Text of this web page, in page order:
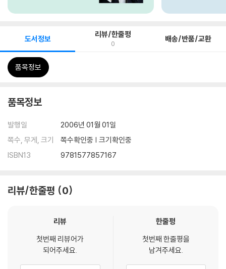
도서정보 리뷰/한줄평
0 배송/반품/교환
품목정보
품목정보
발행일
2006년 01월 01일
쪽수, 무게, 크기
쪽수확인중 | 크기확인중
ISBN13
9781577857167
리뷰/한줄평 0
리뷰
첫번째 리뷰어가
되어주세요.
한줄평
첫번째 한줄평을
남겨주세요.